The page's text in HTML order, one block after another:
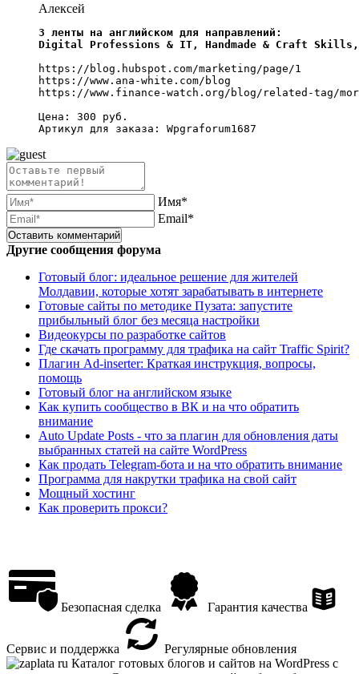
Алексей
3 ленты на английском для направлений:
Digital Professions & IT, Handmade & Craft
https://blog.hubspot.com/marketing/page/1
https://www.ana-white.com/blog
https://www.finance-watch.org/blog/related-tag/
Цена: 300 руб.
Артикул для заказа: Wpgraforum1687
Имя*
Email*
Другие сообщения форума
Готовый блог: идеальное решение для жителей
Молдавии, которые хотят зарабатывать в интернете
Готовые сайты по методике Пузата: запустите
прибыльный блог без месяца настройки
Видеокурсы по разработке сайтов
Где скачать программу для трафика на сайт Traffic Spirit?
Плагин Ad-inserter: Краткая инструкция, вопросы,
помощь
Готовый блог на английском языке
Как купить сообщество в ВК и на что обратить
внимание
Auto Update Posts - что за плагин для обновления даты
выбранных статей на сайте WordPress
Как продать Telegram-бота и на что обратить внимание
Программа для накрутки трафика на свой сайт
Мощный хостинг
Как проверить прокси?
Безопасная сделка Гарантия качества
Сервис и поддержка
Регулярные обновления
Каталог готовых блогов и сайтов на WordPress с